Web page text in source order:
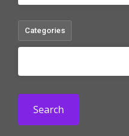
Categories
Search